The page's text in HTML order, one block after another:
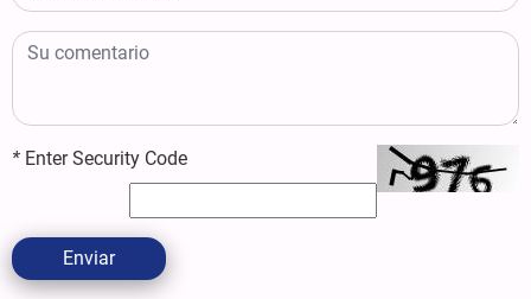
* Enter Security Code
Enviar